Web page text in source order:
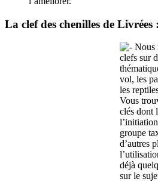
La clef des chenilles de Livrées :
Nous
clefs sur
vol, les
les
Vous
clés dont
groupe
d’autres
déjà
sur le